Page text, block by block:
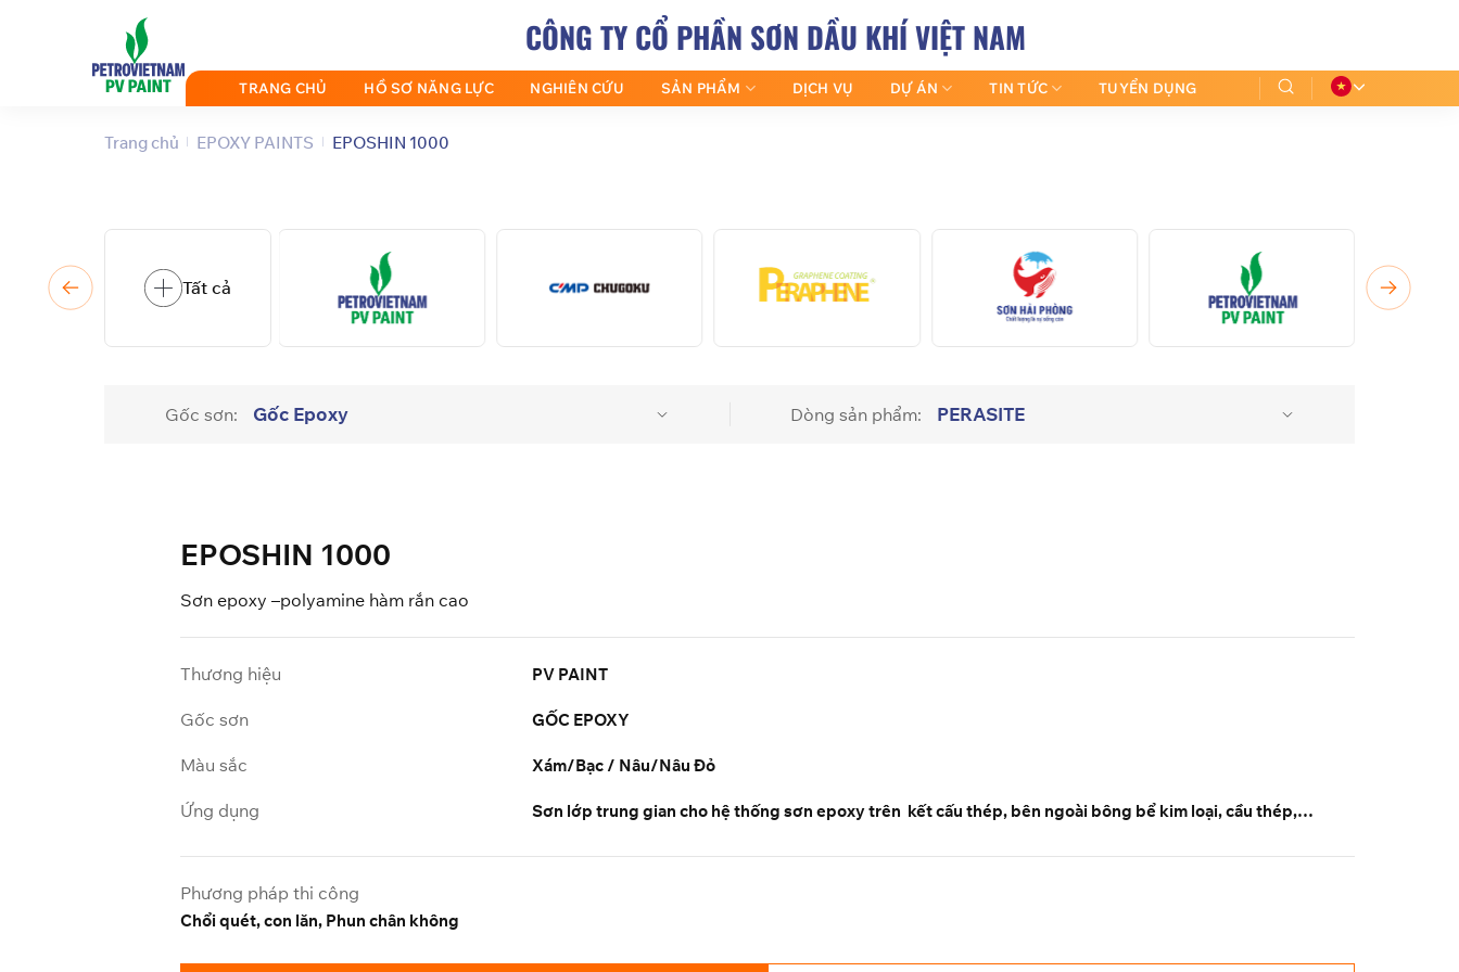
CÔNG TY CỔ PHẦN SƠN DẦU KHÍ VIỆT NAM
TRANG CHỦ HỒ SƠ NĂNG LỰC NGHIÊN CỨU SẢN PHẨM DỊCH VỤ DỰ ÁN TIN TỨC TUYỂN DỤNG
Trang chủ EPOXY PAINTS EPOSHIN 1000
Tất cả
Gốc sơn: Gốc Epoxy Dòng sản phẩm: PERASITE
EPOSHIN 1000
Sơn epoxy –polyamine hàm rắn cao
Thương hiệu PV PAINT
Gốc sơn GỐC EPOXY
Màu sắc Xám/Bạc / Nâu/Nâu Đỏ
Ứng dụng Sơn lớp trung gian cho hệ thống sơn epoxy trên kết cấu thép, bên ngoài bông bể kim loại, cầu thép,…
Phương pháp thi công
Chổi quét, con lăn, Phun chân không